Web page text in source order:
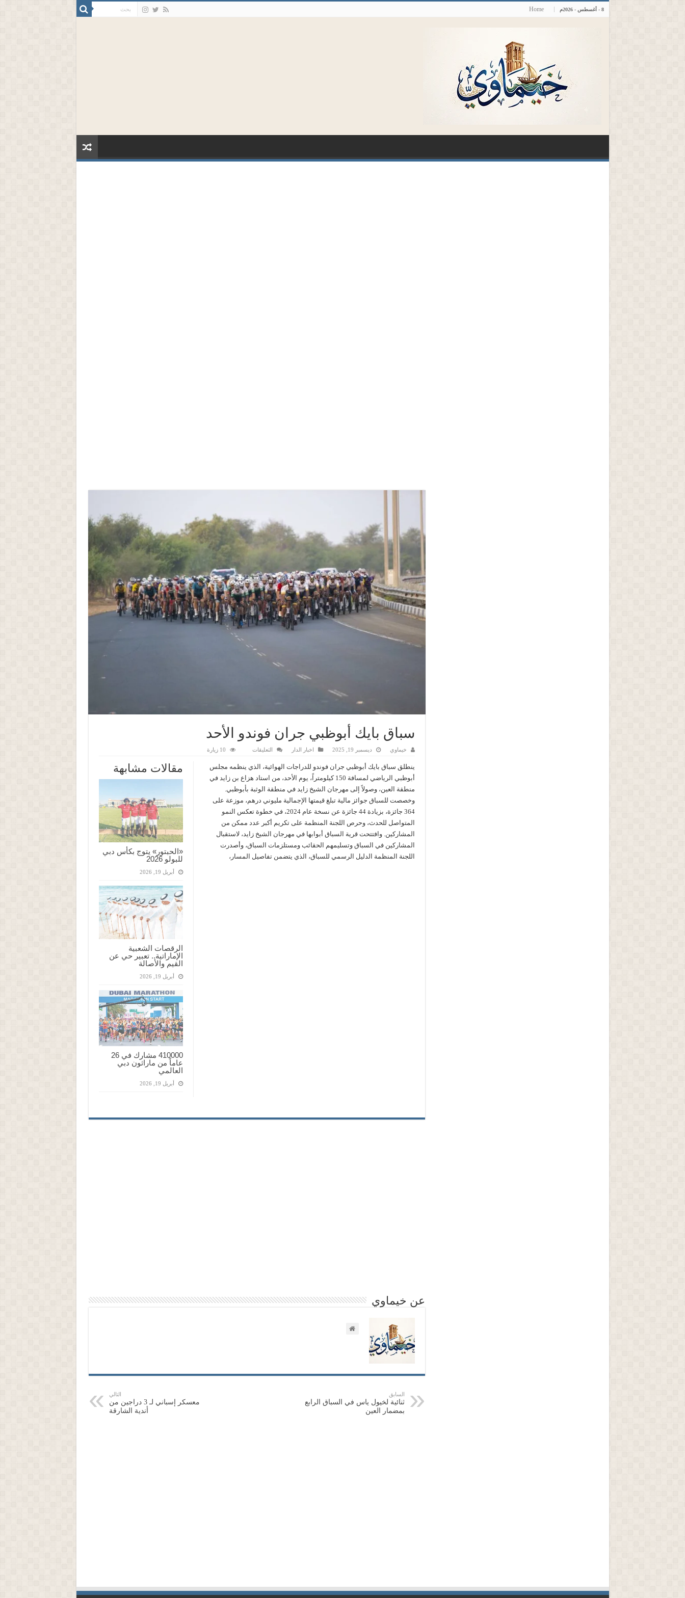
8 - أغسطس - 2026م Home
سباق بايك أبوظبي جران فوندو الأحد
خيماوي ديسمبر 19, 2025 اخبار الدار التعليقات
أبوظبي
جران
فوندو
الأحد
10 زيارة
مقالات مشابهة
«الحبتور» يتوج بكأس دبي
للبولو 2026
أبريل 19, 2026
الرقصات الشعبية
الإماراتية.. تعبير حي عن
القيم والأصالة
أبريل 19, 2026
410000 مشارك في 26
عاماً من ماراثون دبي
العالمي
أبريل 19, 2026
ينطلق سباق بايك أبوظبي جران فوندو للدراجات الهوائية، الذي ينظمه مجلس
أبوظبي الرياضي لمسافة 150 كيلومتراً، يوم الأحد، من استاد هزاع بن زايد في
منطقة العين، وصولاً إلى مهرجان الشيخ زايد في منطقة الوثبة بأبوظبي.
وخصصت للسباق جوائز مالية تبلغ قيمتها الإجمالية مليوني درهم، موزعة على
364 جائزة، بزيادة 44 جائزة عن نسخة عام 2024، في خطوة تعكس النمو
المتواصل للحدث، وحرص اللجنة المنظمة على تكريم أكبر عدد ممكن من
المشاركين. وافتتحت قرية السباق أبوابها في مهرجان الشيخ زايد، لاستقبال
المشاركين في السباق وتسليمهم الحقائب ومستلزمات السباق، وأصدرت
اللجنة المنظمة الدليل الرسمي للسباق، الذي يتضمن تفاصيل المسار،
عن خيماوي
السابق
ثنائية لخيول ياس في السباق الرابع
بمضمار العين
التالي
معسكر إسباني لـ 3 دراجين من
أندية الشارقة